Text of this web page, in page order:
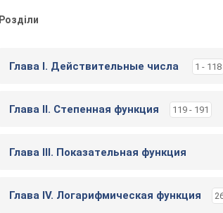
Розділи
Глава I. Действительные числа 1 - 118
Глава II. Степенная функция 119 - 191
Глава III. Показательная функция
Глава IV. Логарифмическая функция